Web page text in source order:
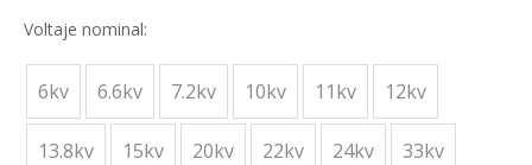
Voltaje nominal:
6kv 6.6kv 7.2kv 10kv 11kv 12kv
13.8kv 15kv 20kv 22kv 24kv 33kv